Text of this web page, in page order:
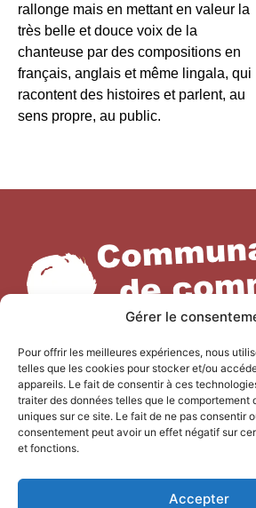
Gérer le
Pour offrir les meilleures expériences, nous
telles que les cookies pour stocker et/ou
appareils. Le fait de consentir à ces
traiter des données telles que le comportement
uniques sur ce site. Le fait de ne pas consentir
consentement peut avoir un effet négatif sur
et fonctions.
Accepter
rallonge mais en mettant en valeur la
très belle et douce voix de la
chanteuse par des compositions en
français, anglais et même lingala, qui
racontent des histoires et parlent, au
sens propre, au public.
NOUS
Office de Tourisme Terre
Camargue